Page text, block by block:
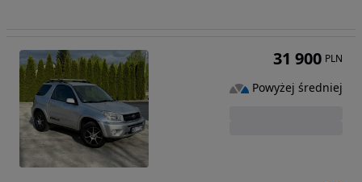
31 900 PLN
Powyżej średniej